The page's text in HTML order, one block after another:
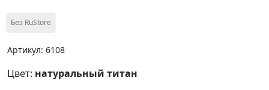
Без RuStore
Артикул: 6108
Цвет: натуральный титан